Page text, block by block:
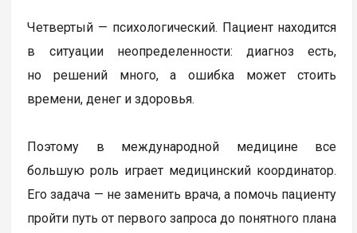
Четвертый — психологический. Пациент находится
в ситуации неопределенности: диагноз есть,
но решений много, а ошибка может стоить
времени, денег и здоровья.
Поэтому в международной медицине все
большую роль играет медицинский координатор.
Его задача — не заменить врача, а помочь пациенту
пройти путь от первого запроса до понятного плана